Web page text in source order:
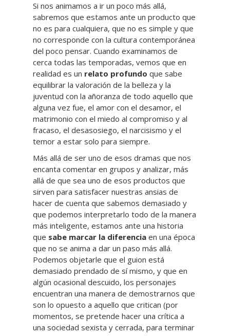
Si nos animamos a ir un poco más allá,
sabremos que estamos ante un producto que
no es para cualquiera, que no es simple y que
no corresponde con la cultura contemporánea
del poco pensar. Cuando examinamos de
cerca todas las temporadas, vemos que en
realidad es un relato profundo que sabe
equilibrar la valoración de la belleza y la
juventud con la añoranza de todo aquello que
alguna vez fue, el amor con el desamor, el
matrimonio con el miedo al compromiso y al
fracaso, el desasosiego, el narcisismo y el
temor a estar solo para siempre.
Más allá de ser uno de esos dramas que nos
encanta comentar en grupos y analizar, más
allá de que sea uno de esos productos que
sirven para satisfacer nuestras ansias de
hacer de cuenta que sabemos demasiado y
que podemos interpretarlo todo de la manera
más inteligente, estamos ante una historia
que sabe marcar la diferencia en una época
que no se anima a dar un paso más allá.
Podemos objetarle que el guion está
demasiado prendado de sí mismo, y que en
algún ocasional descuido, los personajes
encuentran una manera de demostrarnos que
son lo opuesto a aquello que critican (por
momentos, se pretende hacer una crítica a
una sociedad sexista y cerrada, para terminar